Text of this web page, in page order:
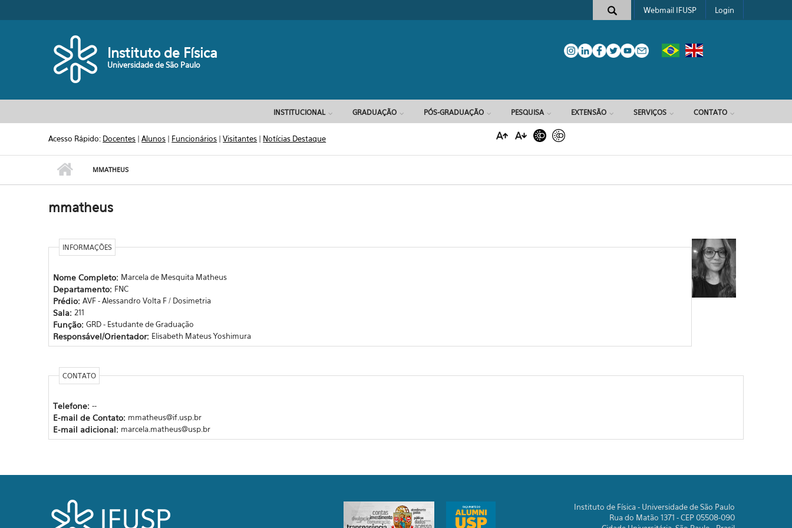
Formulário de busca
Webmail IFUSP Login
Instituto de Física
Universidade de São Paulo
INSTITUCIONAL GRADUAÇÃO PÓS-GRADUAÇÃO PESQUISA EXTENSÃO SERVIÇOS CONTATO
Acesso Rápido: Docentes |Alunos | Funcionários |Visitantes | Notícias Destaque
MMATHEUS
mmatheus
INFORMAÇÕES
Nome Completo: Marcela de Mesquita Matheus
Departamento: FNC
Prédio: AVF - Alessandro Volta F / Dosimetria
Sala: 211
Função: GRD - Estudante de Graduação
Responsável/Orientador: Elisabeth Mateus Yoshimura
CONTATO
Telefone: --
E-mail de Contato: mmatheus@if.usp.br
E-mail adicional: marcela.matheus@usp.br
Instituto de Física - Universidade de São Paulo
Rua do Matão 1371 - CEP 05508-090